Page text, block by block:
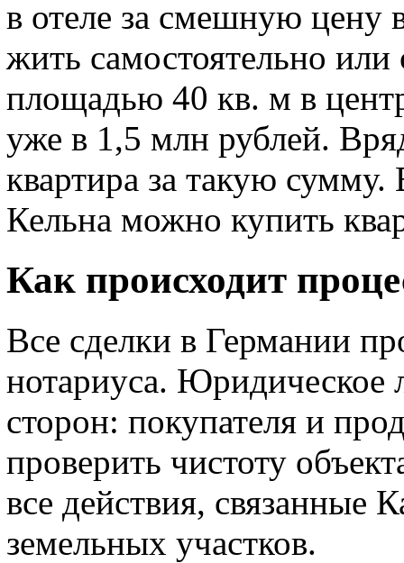
в отеле за смешную цену
жить самостоятельно
площадью 40 кв. м в
уже в 1,5 млн рублей.
квартира за такую сумму.
Кельна можно купить
Как происходит
Все сделки в Германии
нотариуса. Юридическое
сторон: покупателя и
проверить чистоту
все действия, связанные
земельных участков.